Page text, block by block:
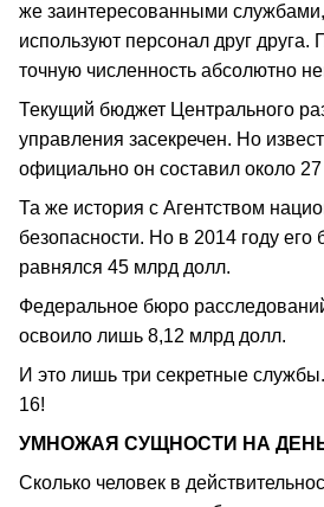
же заинтересованными
используют персонал друг друга.
точную численность абсолютно
Текущий бюджет Центрального
управления засекречен. Но
официально он составил около
Та же история с Агентством
безопасности. Но в 2014 году
равнялся 45 млрд долл.
Федеральное бюро
освоило лишь 8,12 млрд долл.
И это лишь три секретные
16!
УМНОЖАЯ СУЩНОСТИ НА
Сколько человек в